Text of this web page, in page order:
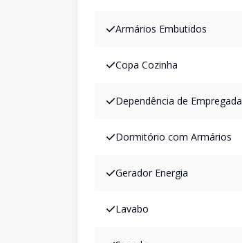
Armários Embutidos
Copa Cozinha
Dependência de Empregada
Dormitório com Armários
Gerador Energia
Lavabo